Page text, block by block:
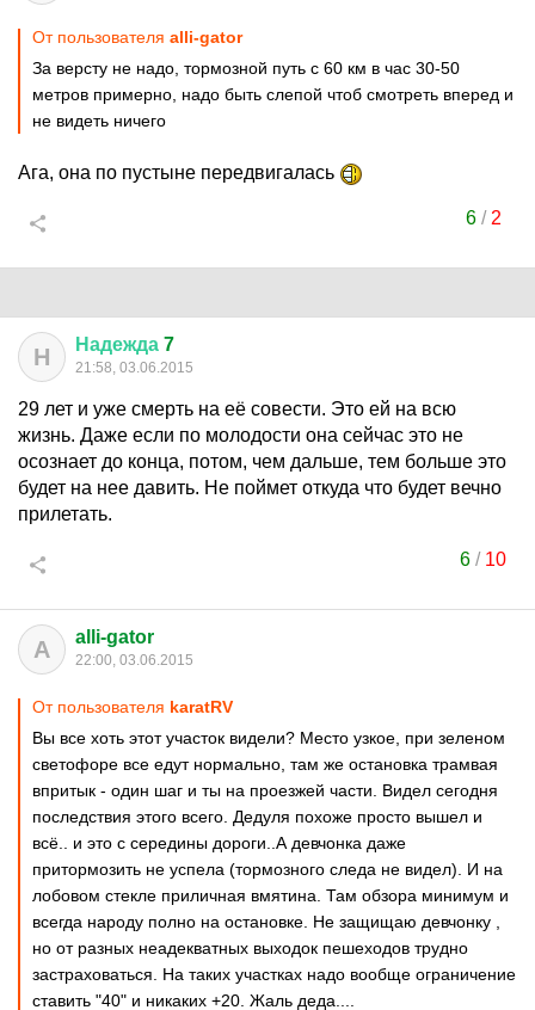
От пользователя alli-gator
За версту не надо, тормозной путь с 60 км в час 30-50
метров примерно, надо быть слепой чтоб смотреть вперед и
не видеть ничего
Ага, она по пустыне передвигалась
6/ 2
Н Надежда 7
21:58, 03.06.2015
29 лет и уже смерть на её совести. Это ей на всю
жизнь. Даже если по молодости она сейчас это не
осознает до конца, потом, чем дальше, тем больше это
будет на нее давить. Не поймет откуда что будет вечно
прилетать.
6 / 10
A alli-gator
22:00, 03.06.2015
От пользователя karatRV
Вы все хоть этот участок видели? Место узкое, при зеленом
светофоре все едут нормально, там же остановка трамвая
впритык - один шаг и ты на проезжей части. Видел сегодня
последствия этого всего. Дедуля похоже просто вышел и
всё.. и это с середины дороги..А девчонка даже
притормозить не успела (тормозного следа не видел). И на
лобовом стекле приличная вмятина. Там обзора минимум и
всегда народу полно на остановке. Не защищаю девчонку ,
но от разных неадекватных выходок пешеходов трудно
застраховаться. На таких участках надо вообще ограничение
ставить "40" и никаких +20. Жаль деда....